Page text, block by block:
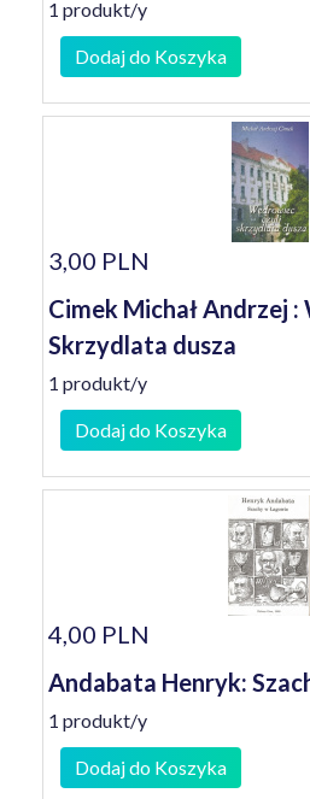
1 produkt/y
Dodaj do Koszyka
3,00 PLN
Cimek Michał Andrzej
Skrzydlata dusza
1 produkt/y
Dodaj do Koszyka
4,00 PLN
Andabata Henryk:
1 produkt/y
Dodaj do Koszyka